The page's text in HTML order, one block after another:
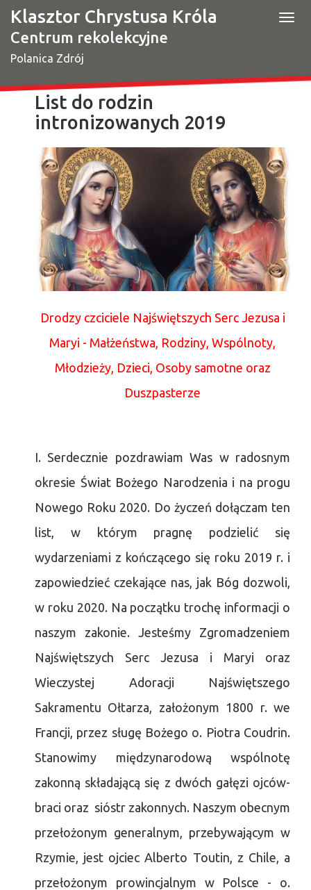
Klasztor Chrystusa Króla
Centrum rekolekcyjne
Polanica Zdrój
List do rodzin
intronizowanych 2019
Drodzy czciciele Najświętszych Serc Jezusa i
Maryi - Małżeństwa, Rodziny, Wspólnoty,
Młodzieży, Dzieci, Osoby samotne oraz
Duszpasterze
I. Serdecznie pozdrawiam Was w radosnym
okresie Świat Bożego Narodzenia i na progu
Nowego Roku 2020. Do życzeń dołączam ten
list, w którym pragnę podzielić się
wydarzeniami z kończącego się roku 2019 r. i
zapowiedzieć czekające nas, jak Bóg dozwoli,
w roku 2020. Na początku trochę informacji o
naszym zakonie. Jesteśmy Zgromadzeniem
Najświętszych Serc Jezusa i Maryi oraz
Wieczystej Adoracji Najświętszego
Sakramentu Ołtarza, założonym 1800 r. we
Francji, przez sługę Bożego o. Piotra Coudrin.
Stanowimy międzynarodową wspólnotę
zakonną składającą się z dwóch gałęzi ojców-
braci oraz sióstr zakonnych. Naszym obecnym
przełożonym generalnym, przebywającym w
Rzymie, jest ojciec Alberto Toutin, z Chile, a
przełożonym prowincjalnym w Polsce - o.